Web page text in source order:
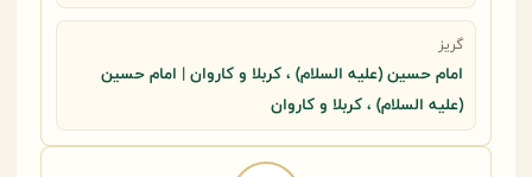
گریز
امام حسین (علیه السلام) ، کربلا و کاروان | امام حسین
(علیه السلام) ، کربلا و کاروان